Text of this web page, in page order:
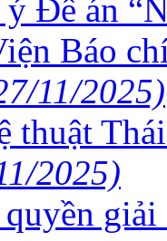
ý Đề án
Báo
11/2025)
thuật
2025)
quyền